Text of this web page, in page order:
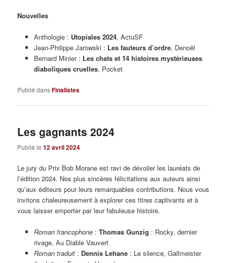
Nouvelles
Anthologie : Utopiales 2024, ActuSF
Jean-Philippe Jarowski : Les fauteurs d’ordre, Denoël
Bernard Minier : Les chats et 14 histoires mystérieuses
diaboliques cruelles, Pocket
Publié dansFinalistes
Les gagnants 2024
Publié le12 avril 2024
Le jury du Prix Bob Morane est ravi de dévoiler les lauréats de
l’édition 2024. Nos plus sincères félicitations aux auteurs ainsi
qu’aux éditeurs pour leurs remarquables contributions. Nous vous
invitons chaleureusement à explorer ces titres captivants et à
vous laisser emporter par leur fabuleuse histoire.
Roman francophone : Thomas Gunzig : Rocky, dernier
rivage, Au Diable Vauvert
Roman traduit: Dennis Lehane: Le silence, Gallmeister